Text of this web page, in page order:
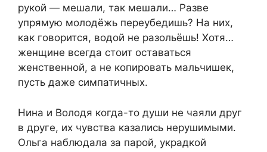
рукой — мешали, так мешали… Разве
упрямую молодёжь переубедишь? На них,
как говорится, водой не разольёшь! Хотя…
женщине всегда стоит оставаться
женственной, а не копировать мальчишек,
пусть даже симпатичных.
Нина и Володя когда-то души не чаяли друг
в друге, их чувства казались нерушимыми.
Ольга наблюдала за парой, украдкой